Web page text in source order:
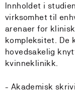
Innholdet i
virksomhet til
arenaer for
kompleksitet. De
hovedsakelig
kvinneklinikk.
- Akademisk